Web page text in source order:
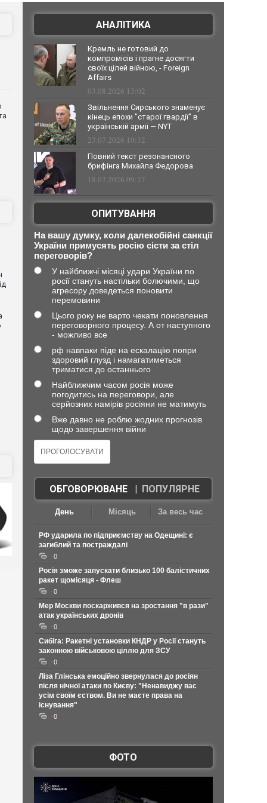
АНАЛІТИКА
Кремль не готовий до
компромісів і прагне досягти
своїх цілей війною, - Foreign
Affairs
03.08.2026 13:02
Звільнення Сирського знаменує
кінець епохи "старої гвардії" в
українській армії — NYT
23.07.2026 10:32
Повний текст резонансного
брифінга Михайла Федорова
18.07.2026 09:27
ОПИТУВАННЯ
На вашу думку, коли далекобійні санкції
України примусять росію сісти за стіл
переговорів?
У найближчі місяці удари України по
росії стануть настільки болючими, що
агресору доведеться поновити
перемовини
Цього року не варто чекати поновлення
переговорного процесу. А от наступного
- можливо все
рф навпаки піде на ескалацію попри
здоровий глузд і намагатиметься
триматися до останнього
Найближчим часом росія може
погодитись на переговори, але
серйозних намірів росіяни не матимуть
Вже давно не роблю жодних прогнозів
щодо завершення війни
ОБГОВОРЮВАНЕ| ПОПУЛЯРНЕ
День Місяць За весь час
РФ ударила по підприємству на Одещині: є
загиблий та постраждалі
0
Росія зможе запускати близько 100 балістичних
ракет щомісяця - Флеш
0
Мер Москви поскаржився на зростання "в рази"
атак українських дронів
0
Сибіга: Ракетні установки КНДР у Росії стануть
законною військовою ціллю для ЗСУ
0
Ліза Глінська емоційно звернулася до росіян
після нічної атаки по Києву: "Ненавиджу вас
усім своїм єством. Ви не маєте права на
існування"
0
ФОТО